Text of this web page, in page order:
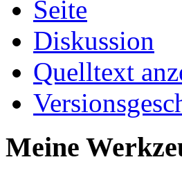
Seite
Diskussion
Quelltext
Meine